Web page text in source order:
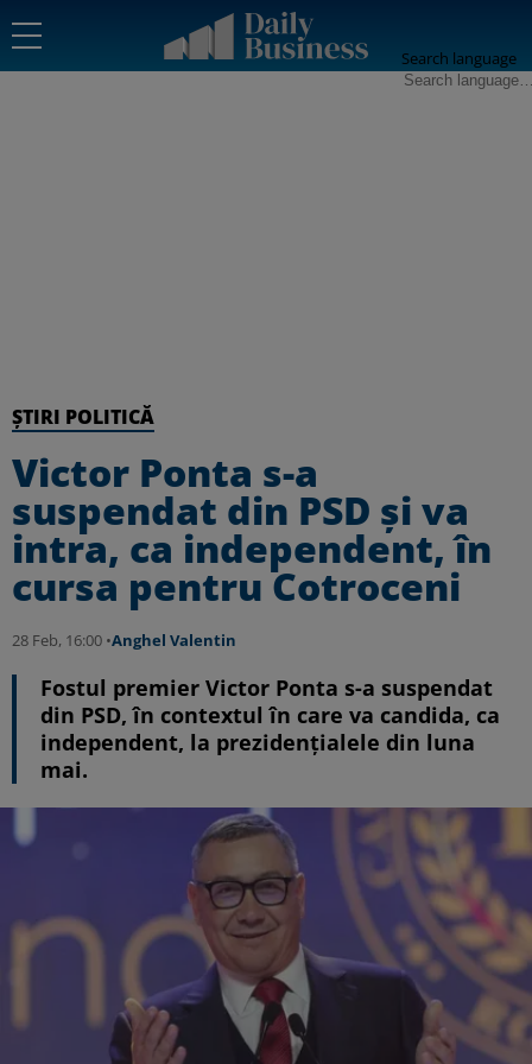
Search language
ȘTIRI POLITICĂ
Victor Ponta s-a
suspendat din PSD şi va
intra, ca independent, în
cursa pentru Cotroceni
28 Feb, 16:00 •Anghel Valentin
Fostul premier Victor Ponta s-a suspendat
din PSD, în contextul în care va candida, ca
independent, la prezidențialele din luna
mai.